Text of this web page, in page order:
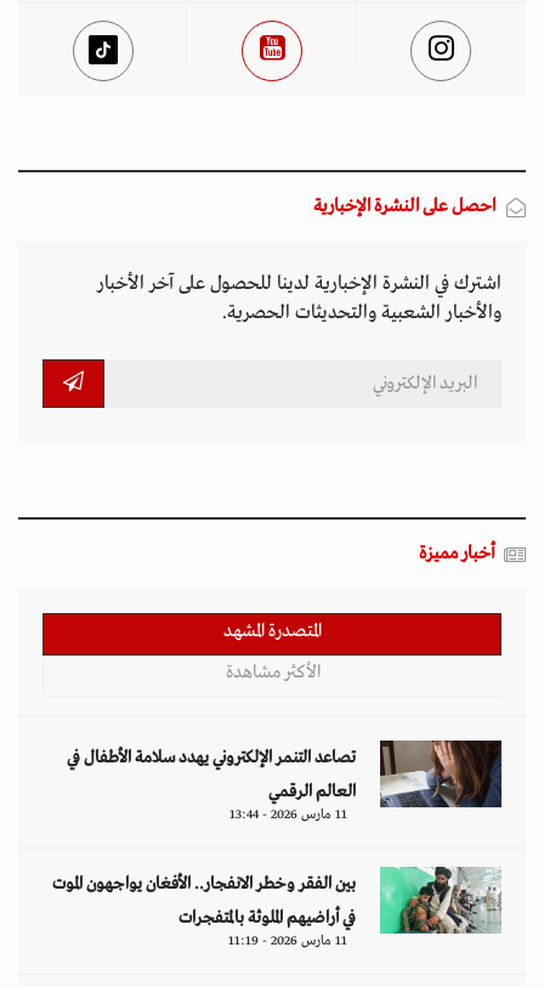
احصل على النشرة الإخبارية
اشترك في النشرة الإخبارية لدينا للحصول على آخر الأخبار
والأخبار الشعبية والتحديثات الحصرية.
أخبار مميزة
المتصدرة المشهد
الأكثر مشاهدة
تصاعد التنمر الإلكتروني يهدد سلامة الأطفال في
العالم الرقمي
11 مارس 2026 - 13:44
بين الفقر وخطر الانفجار.. الأفغان يواجهون الموت
في أراضيهم الملوثة بالمتفجرات
11 مارس 2026 - 11:19